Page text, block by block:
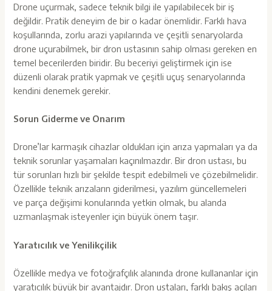
Drone uçurmak, sadece teknik bilgi ile yapılabilecek bir iş
değildir. Pratik deneyim de bir o kadar önemlidir. Farklı hava
koşullarında, zorlu arazi yapılarında ve çeşitli senaryolarda
drone uçurabilmek, bir dron ustasının sahip olması gereken en
temel becerilerden biridir. Bu beceriyi geliştirmek için ise
düzenli olarak pratik yapmak ve çeşitli uçuş senaryolarında
kendini denemek gerekir.
Sorun Giderme ve Onarım
Drone’lar karmaşık cihazlar oldukları için arıza yapmaları ya da
teknik sorunlar yaşamaları kaçınılmazdır. Bir dron ustası, bu
tür sorunları hızlı bir şekilde tespit edebilmeli ve çözebilmelidir.
Özellikle teknik arızaların giderilmesi, yazılım güncellemeleri
ve parça değişimi konularında yetkin olmak, bu alanda
uzmanlaşmak isteyenler için büyük önem taşır.
Yaratıcılık ve Yenilikçilik
Özellikle medya ve fotoğrafçılık alanında drone kullananlar için
yaratıcılık büyük bir avantajdır. Dron ustaları, farklı bakış açıları